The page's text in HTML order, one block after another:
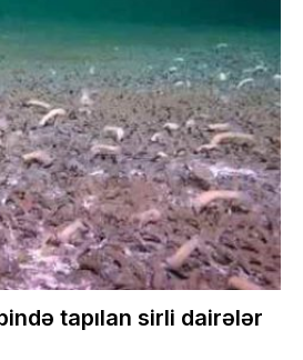
tapılan sirli dairələr